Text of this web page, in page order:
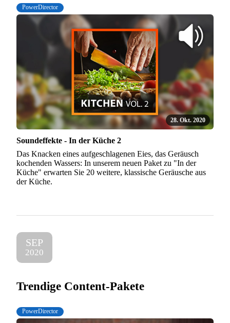
PowerDirector
28. Okt. 2020
Soundeffekte - In der Küche 2
Das Knacken eines aufgeschlagenen Eies, das Geräusch
kochenden Wassers: In unserem neuen Paket zu "In der
Küche" erwarten Sie 20 weitere, klassische Geräusche aus
der Küche.
SEP
2020
Trendige Content-Pakete
PowerDirector